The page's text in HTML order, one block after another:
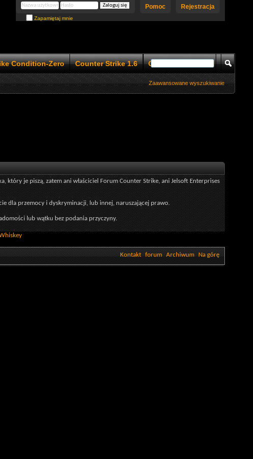
Rejestracja
Pomoc
Zapamiętaj mnie
Condition-Zero Counter Strike 1.6 Counter Strike 1.5
Zaawansowane wyszukiwanie
je piszą, zatem ani właściciel Forum Counter Strike, ani Jelsoft Enterprises
dla przemocy i dyskryminacji, lub innej, naruszającej prawo.
lub wątku bez podania przyczyny.
Kontakt forum Archiwum Na górę